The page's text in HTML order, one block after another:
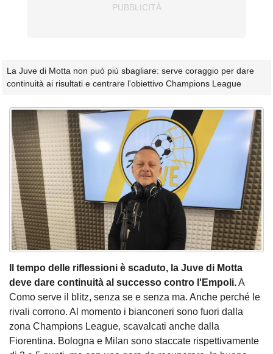
La Juve di Motta non può più sbagliare: serve coraggio per dare
continuità ai risultati e centrare l'obiettivo Champions League
Il tempo delle riflessioni è scaduto, la Juve di Motta
deve dare continuità al successo contro l'Empoli.A
Como serve il blitz, senza se e senza ma. Anche perché le
rivali corrono. Al momento i bianconeri sono fuori dalla
zona Champions League, scavalcati anche dalla
Fiorentina. Bologna e Milan sono staccate rispettivamente